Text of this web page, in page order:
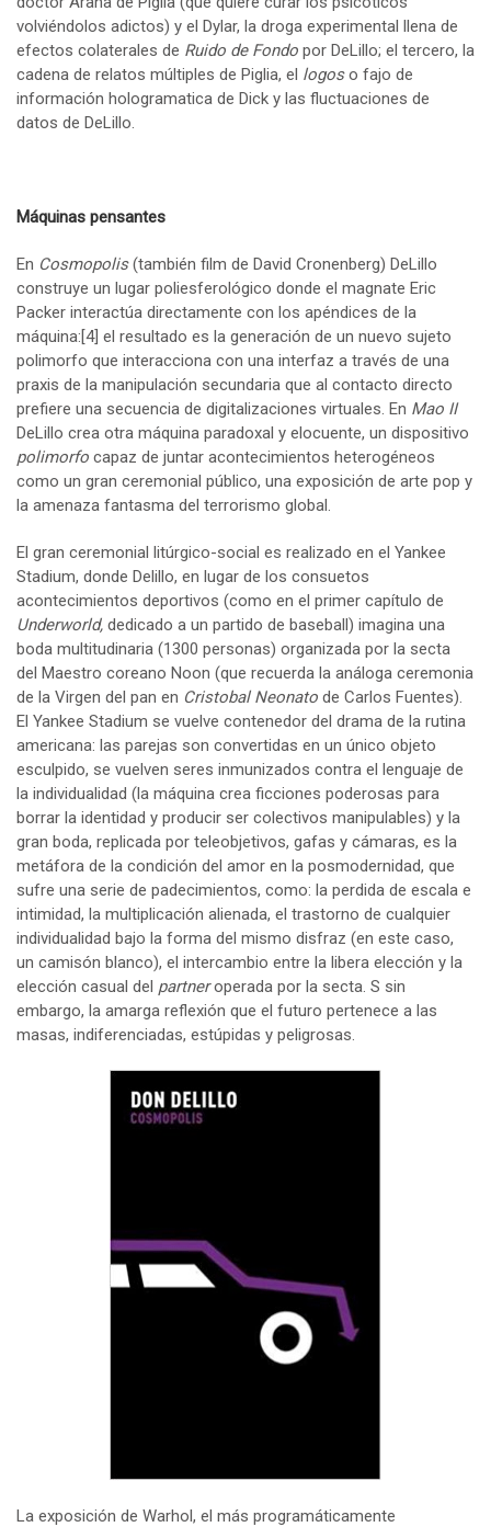
volviéndolos adictos) y el Dylar, la droga experimental llena de
efectos colaterales de Ruido de Fondo por DeLillo; el tercero, la
cadena de relatos múltiples de Piglia, el logoso fajo de
información hologramatica de Dick y las fluctuaciones de
datos de DeLillo.
Máquinas pensantes
En Cosmopolis(también film de David Cronenberg) DeLillo
construye un lugar poliesferológico donde el magnate Eric
Packer interactúa directamente con los apéndices de la
máquina:[4] el resultado es la generación de un nuevo sujeto
polimorfo que interacciona con una interfaz a través de una
praxis de la manipulación secundaria que al contacto directo
prefiere una secuencia de digitalizaciones virtuales. En Mao II
DeLillo crea otra máquina paradoxal y elocuente, un dispositivo
polimorfo capaz de juntar acontecimientos heterogéneos
como un gran ceremonial público, una exposición de arte pop y
la amenaza fantasma del terrorismo global.
El gran ceremonial litúrgico-social es realizado en el Yankee
Stadium, donde Delillo, en lugar de los consuetos
acontecimientos deportivos (como en el primer capítulo de
Underworld, dedicado a un partido de baseball) imagina una
boda multitudinaria (1300 personas) organizada por la secta
del Maestro coreano Noon (que recuerda la análoga ceremonia
de la Virgen del pan en Cristobal Neonato de Carlos Fuentes).
El Yankee Stadium se vuelve contenedor del drama de la rutina
americana: las parejas son convertidas en un único objeto
esculpido, se vuelven seres inmunizados contra el lenguaje de
la individualidad (la máquina crea ficciones poderosas para
borrar la identidad y producir ser colectivos manipulables) y la
gran boda, replicada por teleobjetivos, gafas y cámaras, es la
metáfora de la condición del amor en la posmodernidad, que
sufre una serie de padecimientos, como: la perdida de escala e
intimidad, la multiplicación alienada, el trastorno de cualquier
individualidad bajo la forma del mismo disfraz (en este caso,
un camisón blanco), el intercambio entre la libera elección y la
elección casual del partneroperada por la secta. S sin
embargo, la amarga reflexión que el futuro pertenece a las
masas, indiferenciadas, estúpidas y peligrosas.
La exposición de Warhol, el más programáticamente